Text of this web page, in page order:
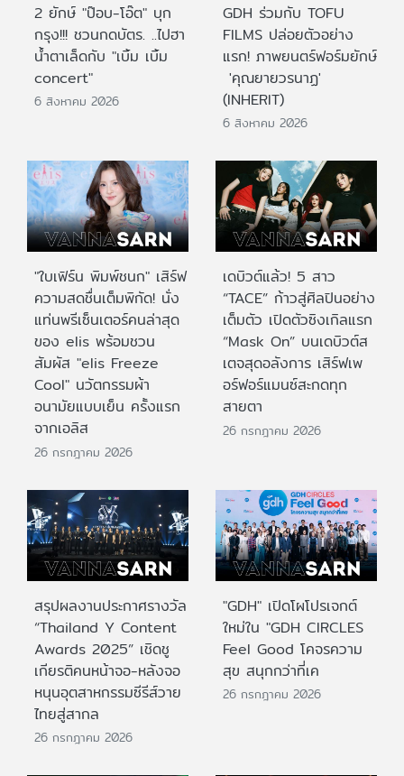
2 ยักษ์ "ป๊อบ-โอ๊ต" บุก
กรุง!!! ชวนกดบัตร. ..ไปฮา
น้ำตาเล็ดกับ "เบิ้ม เบิ้ม
concert"
6 สิงหาคม 2026
GDH ร่วมกับ TOFU
FILMS ปล่อยตัวอย่าง
แรก! ภาพยนตร์ฟอร์มยักษ์
'คุณยายวรนาฏ'
(INHERIT)
6 สิงหาคม 2026
"ใบเฟิร์น พิมพ์ชนก" เสิร์ฟ
ความสดชื่นเต็มพิกัด! นั่ง
แท่นพรีเซ็นเตอร์คนล่าสุด
ของ elis พร้อมชวน
สัมผัส "elis Freeze
Cool" นวัตกรรมผ้า
อนามัยแบบเย็น ครั้งแรก
จากเอลิส
26 กรกฎาคม 2026
เดบิวต์แล้ว! 5 สาว
“TACE” ก้าวสู่ศิลปินอย่าง
เต็มตัว เปิดตัวซิงเกิลแรก
“Mask On” บนเดบิวต์ส
เตจสุดอลังการ เสิร์ฟเพ
อร์ฟอร์แมนซ์สะกดทุก
สายตา
26 กรกฎาคม 2026
สรุปผลงานประกาศรางวัล
“Thailand Y Content
Awards 2025” เชิดชู
เกียรติคนหน้าจอ-หลังจอ
หนุนอุตสาหกรรมซีรีส์วาย
ไทยสู่สากล
26 กรกฎาคม 2026
"GDH" เปิดโผโปรเจกต์
ใหม่ใน "GDH CIRCLES
Feel Good โคจรความ
สุข สนุกกว่าที่เค
26 กรกฎาคม 2026